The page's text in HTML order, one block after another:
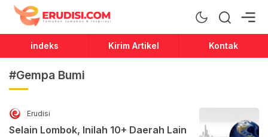
Erudisi
Temukan Jawaban dan Inspirasi
indeks Kirim Artikel Kontak
#Gempa Bumi
Erudisi
Selain Lombok, Inilah 10+ Daerah Lain